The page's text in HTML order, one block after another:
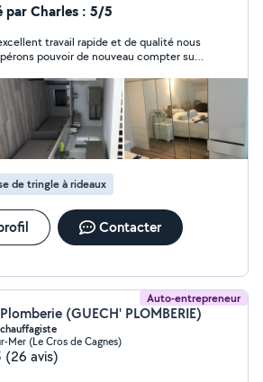
par Charles : 5/5
travail rapide et de qualité nous
pouvoir de nouveau compter sur
de tringle à rideaux
Contacter
Auto-entrepreneur
(GUECH' PLOMBERIE)
Mer (Le Cros de Cagnes)
(26 avis)